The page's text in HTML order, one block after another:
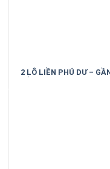
2 LÔ LIỀN PHÚ DƯ –